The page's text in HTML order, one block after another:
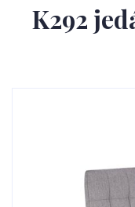
K292